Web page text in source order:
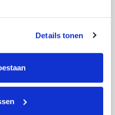
op elk moment wijzigen of
onderaan de pagina. De
het tabblad “details”.
Details tonen
nu